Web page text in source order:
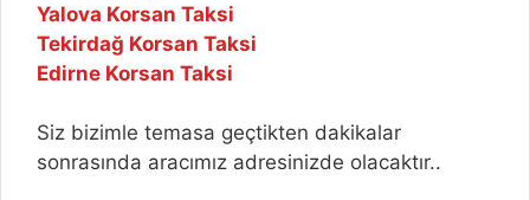
Yalova Korsan Taksi
Tekirdağ Korsan Taksi
Edirne Korsan Taksi
Siz bizimle temasa geçtikten dakikalar
sonrasında aracımız adresinizde olacaktır..